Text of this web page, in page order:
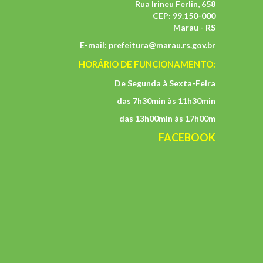
Rua Irineu Ferlin, 658
CEP: 99.150-000
Marau - RS
E-mail: prefeitura@marau.rs.gov.br
HORÁRIO DE FUNCIONAMENTO:
De Segunda à Sexta-Feira
das 7h30min às 11h30min
das 13h00min às 17h00m
FACEBOOK